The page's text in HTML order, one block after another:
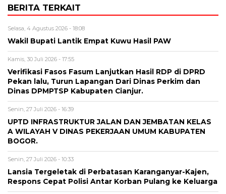
BERITA TERKAIT
Selasa, 4 Agustus 2026 - 18:08
Wakil Bupati Lantik Empat Kuwu Hasil PAW
Kamis, 30 Juli 2026 - 17:55
Verifikasi Fasos Fasum Lanjutkan Hasil RDP di DPRD
Pekan lalu, Turun Lapangan Dari Dinas Perkim dan
Dinas DPMPTSP Kabupaten Cianjur.
Senin, 27 Juli 2026 - 16:39
UPTD INFRASTRUKTUR JALAN DAN JEMBATAN KELAS
A WILAYAH V DINAS PEKERJAAN UMUM KABUPATEN
BOGOR.
Senin, 27 Juli 2026 - 10:33
Lansia Tergeletak di Perbatasan Karanganyar-Kajen,
Respons Cepat Polisi Antar Korban Pulang ke Keluarga